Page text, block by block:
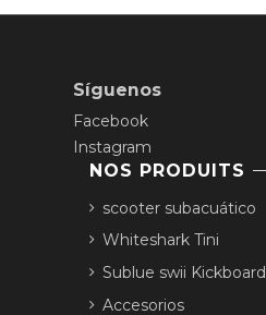
Síguenos
Facebook
Instagram
NOS PRODUITS
scooter subacuático
Whiteshark Tini
Sublue swii Kickboard
Accesorios